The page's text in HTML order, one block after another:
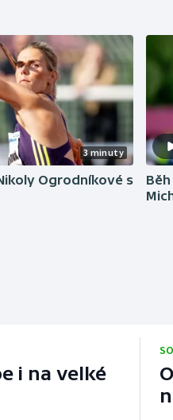
Motorsport
Olympijské hry
Parasport
Plavání
3 minuty
Ogrodníkové s
i na velké